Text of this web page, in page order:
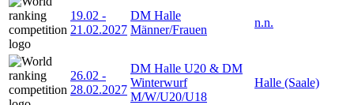
19.02 -
21.02.2027
DM Halle
Männer/Frauen
n.n.
26.02 -
28.02.2027
DM Halle U20 & DM
Winterwurf
M/W/U20/U18
Halle (Saale)